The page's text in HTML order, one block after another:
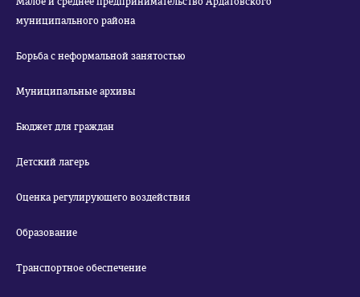
муниципального района
Борьба с неформальной занятостью
Муниципальные архивы
Бюджет для граждан
Детский лагерь
Оценка регулирующего воздействия
Образование
Транспортное обеспечение